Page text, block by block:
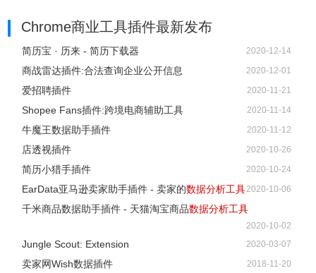
Chrome商业工具插件最新发布
简历宝 · 历来 - 简历下载器 2020-12-14
商战雷达插件:合法查询企业公开信息 2020-12-01
爱招聘插件 2020-11-21
Shopee Fans插件:跨境电商辅助工具 2020-11-14
牛魔王数据助手插件 2020-11-12
店透视插件 2020-10-26
简历小猎手插件 2020-10-24
EarData亚马逊卖家助手插件 - 卖家的数据分析工具2020-10-06
千米商品数据助手插件 - 天猫淘宝商品数据分析工具
2020-10-02
Jungle Scout: Extension 2020-03-07
卖家网Wish数据插件 2018-11-20